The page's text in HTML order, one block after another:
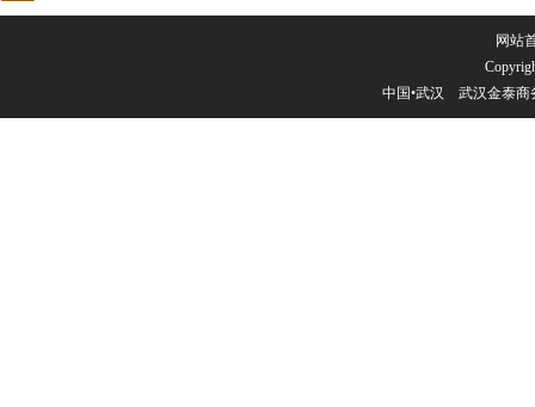
网站
中国•武汉 武汉金泰商